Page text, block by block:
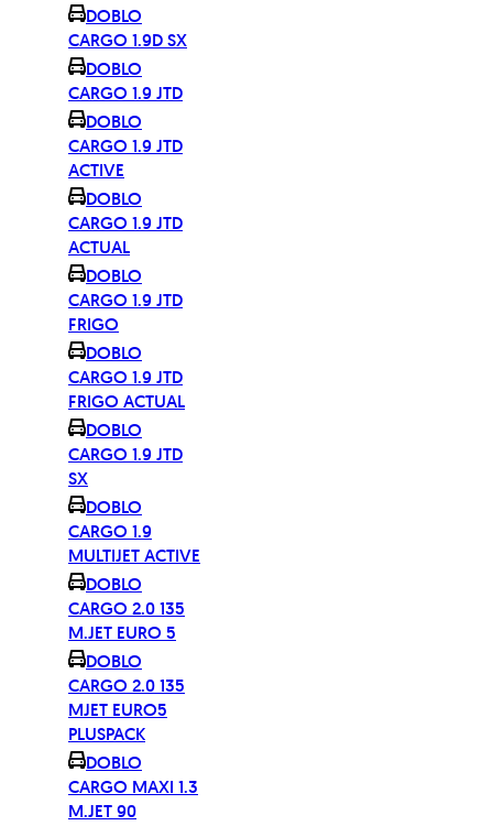
DOBLO
CARGO 1.9D SX
DOBLO
CARGO 1.9 JTD
DOBLO
CARGO 1.9 JTD
ACTIVE
DOBLO
CARGO 1.9 JTD
ACTUAL
DOBLO
CARGO 1.9 JTD
FRIGO
DOBLO
CARGO 1.9 JTD
FRIGO ACTUAL
DOBLO
CARGO 1.9 JTD
SX
DOBLO
CARGO 1.9
MULTIJET ACTIVE
DOBLO
CARGO 2.0 135
M.JET EURO 5
DOBLO
CARGO 2.0 135
MJET EURO5
PLUSPACK
DOBLO
CARGO MAXI 1.3
M.JET 90